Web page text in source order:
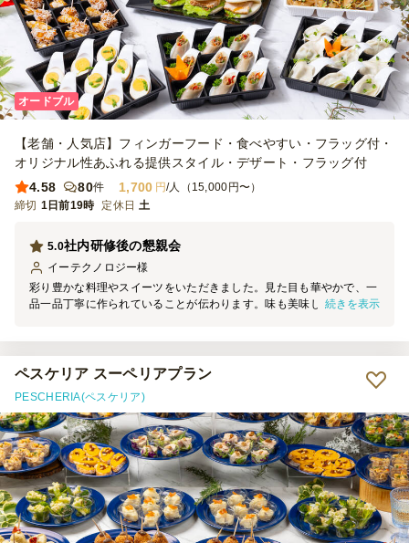
オードブル
【老舗・人気店】フィンガーフード・食べやすい・フラッグ付・
オリジナル性あふれる提供スタイル・デザート・フラッグ付
4.58
80件 1,700 円/人（15,000円〜）
締切 1日前19時 定休日 土
社内研修後の懇親会
5.0
イーテクノロジー様
彩り豊かな料理やスイーツをいただきました。見た目も華やかで、一
品一品丁寧に作られていることが伝わります。味も美味しく、上品な
続きを表示
ペスケリア スーペリアプラン
PESCHERIA(ペスケリア)